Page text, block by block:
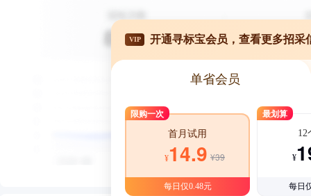
VIP 开通寻标宝会员，查看更多招采
单省会员
限购一次
首月试用
¥14.9 ¥39
每日仅0.48元
最划算
12
¥
每日